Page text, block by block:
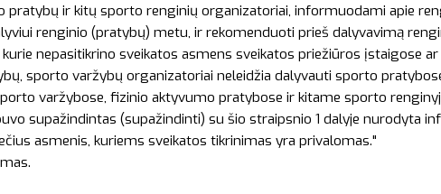
ir kitų sporto renginių organizatoriai, informuodami apie
renginio (pratybų) metu, ir rekomenduoti prieš dalyvavimą
nepasitikrino sveikatos asmens sveikatos priežiūros įstaigose
sporto varžybų organizatoriai neleidžia dalyvauti sporto
varžybose, fizinio aktyvumo pratybose ir kitame sporto
supažindintas (supažindinti) su šio straipsnio 1 dalyje nurodyta
asmenis, kuriems sveikatos tikrinimas yra privalomas."